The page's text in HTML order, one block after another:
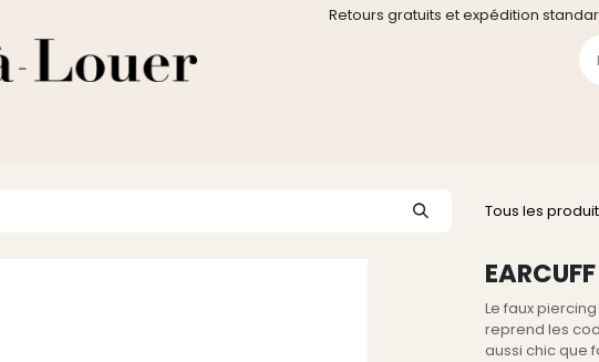
Retours gratuits et expédition
Tous les
Le faux piercing
reprend les
aussi chic que